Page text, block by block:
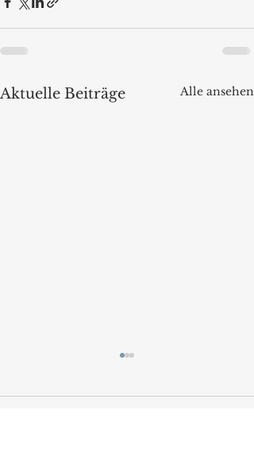
Aktuelle Beiträge Alle ansehen